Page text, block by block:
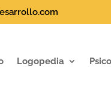
Logopedia